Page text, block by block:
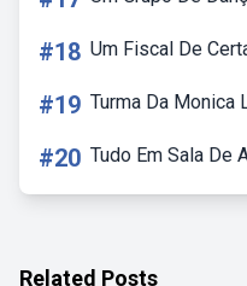
#18 Um Fiscal De
#19 Turma Da Monica
#20 Tudo Em Sala De
Related Posts